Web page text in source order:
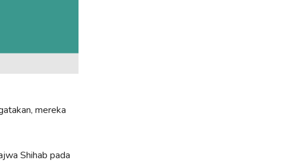
mereka
Shihab pada